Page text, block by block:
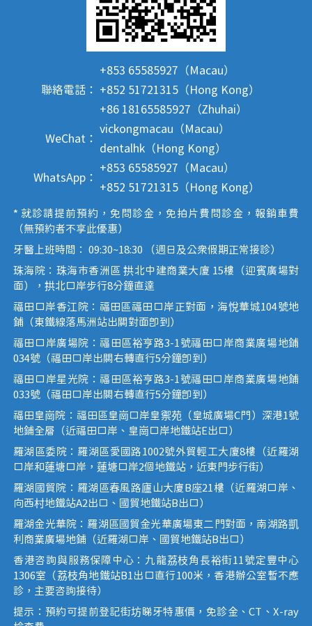
聯絡電話：
+853 65585927（Macau）
+852 51721315（Hong Kong）
+86 18165585927（Zhuhai）
WeChat：
vickongmacau（Macau）
dentalhk（Hong Kong）
WhatsApp：
+853 65585927（Macau）
+852 51721315（Hong Kong）
* 就診請提前預約，免問診金，免拍片費問診金，報銷車費
（無預約者不享此優惠）
牙醫上班時間： 09:30~18:30 （週日及公眾假期正常接診）
珠海院：珠海市香洲區 拱北中建商業大廈 15樓（迎賓廣場對
面），拱北口岸步行8分鐘直達
福田口岸香江院：福田區福田口岸正對面，海悅華城104號地
鋪（東鐵線落馬洲站出關對面即到）
福田口岸廣場院：福田區裕亨路3-1號福田口岸商業廣場地鋪
034號（福田口岸出關右轉直行5分鐘即到）
福田口岸星光院：福田區裕亨路3-1號福田口岸商業廣場地鋪
033號（福田口岸出關右轉直行5分鐘即到）
福田皇崗院：福田區皇崗口岸皇禦苑（皇城廣場C門）深港1號
地鋪全層（近福田口岸、皇崗口岸地鐵站E出口）
羅湖區委院：羅湖區愛國路1002號外貿輕工大廈8樓（近羅湖
口岸和蓮塘口岸，蓮塘口岸2個地鐵站，近東門步行街）
羅湖國貿院：羅湖區春風路廬山大廈B座21樓（近羅湖口岸、
向西村地鐵站A2出口、國貿地鐵站B出口）
羅湖金光華院：羅湖區國貿金光華廣場東二門對面，南湖路凱
利商業廣場地鋪（近羅湖口岸、國貿地鐵站B出口）
香港咨詢與服務保障中心：九龍荔枝角長裕街11號定豐中心
1306室（荔枝角地鐵站B1出口直行100米，香港辦公室暫不應
診，主要咨詢接待）
提示：預約可提前登記街坊睇牙特惠價，免診金、CT、X-ray